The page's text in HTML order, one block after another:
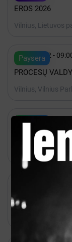
EROS 2026
Vilnius, Lietuvos
Paysera
 Spalis 22 -
PROCESŲ
Vilnius, Vilnius
Paysera

Backyard
Vilnius, Kablys +
Natalija Bunkė